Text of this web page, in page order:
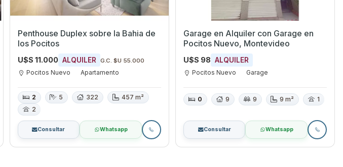
Penthouse Duplex sobre la Bahia de
los Pocitos
U$S 11.000 ALQUILER G.C. $U 55.000
Pocitos Nuevo Apartamento
2 5 322
457 m²
2
Consultar Whatsapp
Garage en Alquiler con Garage en
Pocitos Nuevo, Montevideo
U$S 98 ALQUILER
Pocitos Nuevo Garage
0 9 9 9 m² 1
Consultar Whatsapp